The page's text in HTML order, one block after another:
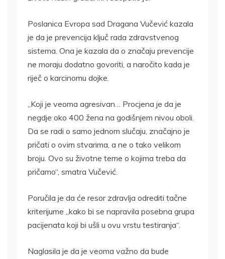
Poslanica Evropa sad Dragana Vučević kazala
je da je prevencija ključ rada zdravstvenog
sistema. Ona je kazala da o značaju prevencije
ne moraju dodatno govoriti, a naročito kada je
riječ o karcinomu dojke.
„Koji je veoma agresivan… Procjena je da je
negdje oko 400 žena na godišnjem nivou oboli.
Da se radi o samo jednom slučaju, značajno je
pričati o ovim stvarima, a ne o tako velikom
broju. Ovo su životne teme o kojima treba da
pričamo“, smatra Vučević.
Poručila je da će resor zdravlja odrediti tačne
kriterijume „kako bi se napravila posebna grupa
pacijenata koji bi ušli u ovu vrstu testiranja“.
Naglasila je da je veoma važno da bude